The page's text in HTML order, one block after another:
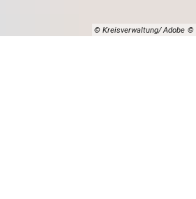
© Kreisverwaltung/ Adobe